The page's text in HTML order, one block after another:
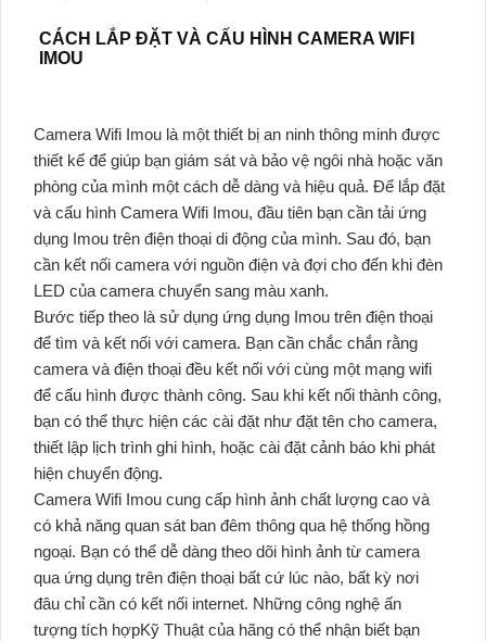
CÁCH LẮP ĐẶT VÀ CẤU HÌNH CAMERA WIFI
IMOU
Camera Wifi Imou là một thiết bị an ninh thông minh được
thiết kế để giúp bạn giám sát và bảo vệ ngôi nhà hoặc văn
phòng của mình một cách dễ dàng và hiệu quả. Để lắp đặt
và cấu hình Camera Wifi Imou, đầu tiên bạn cần tải ứng
dụng Imou trên điện thoại di động của mình. Sau đó, bạn
cần kết nối camera với nguồn điện và đợi cho đến khi đèn
LED của camera chuyển sang màu xanh.
Bước tiếp theo là sử dụng ứng dụng Imou trên điện thoại
để tìm và kết nối với camera. Bạn cần chắc chắn rằng
camera và điện thoại đều kết nối với cùng một mạng wifi
để cấu hình được thành công. Sau khi kết nối thành công,
bạn có thể thực hiện các cài đặt như đặt tên cho camera,
thiết lập lịch trình ghi hình, hoặc cài đặt cảnh báo khi phát
hiện chuyển động.
Camera Wifi Imou cung cấp hình ảnh chất lượng cao và
có khả năng quan sát ban đêm thông qua hệ thống hồng
ngoại. Bạn có thể dễ dàng theo dõi hình ảnh từ camera
qua ứng dụng trên điện thoại bất cứ lúc nào, bất kỳ nơi
đâu chỉ cần có kết nối internet. Những công nghệ ấn
tượng tích hợpKỹ Thuật của hãng có thể nhận biết bạn